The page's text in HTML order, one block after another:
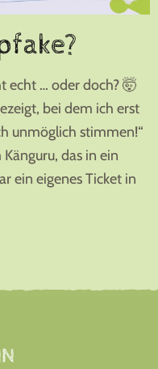
echt … oder doch? 🤯
bei dem ich erst
unmöglich stimmen!“
das in ein
ein eigenes Ticket in